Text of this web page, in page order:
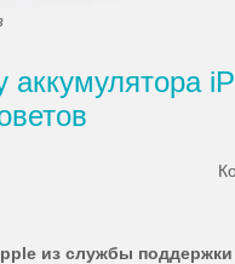
аккумулятора
из службы